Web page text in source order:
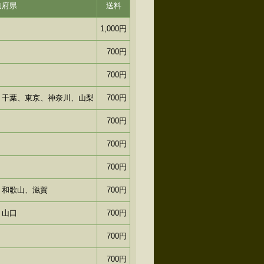
県 送料
1,000円
700円
700円
葉、東京、神奈川、山梨 700円
700円
700円
700円
歌山、滋賀 700円
口 700円
700円
700円